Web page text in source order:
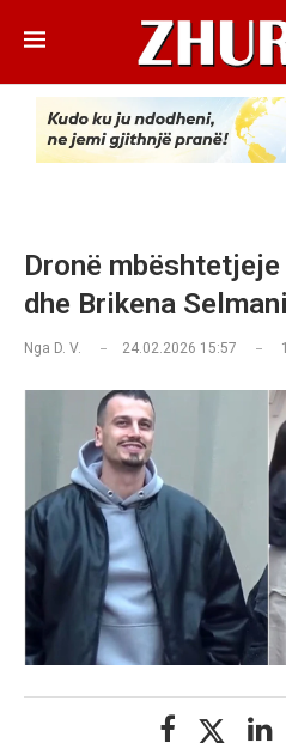
Dronë
dhe Brikena
Nga D. V. 24.02.2026 15:57